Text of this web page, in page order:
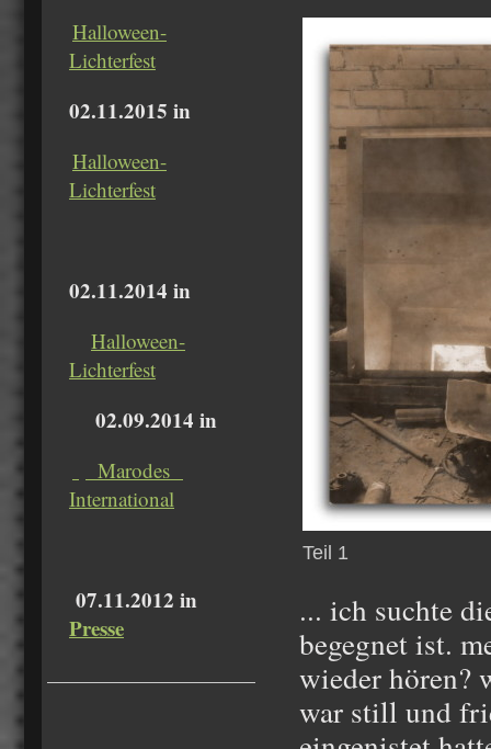
Halloween-
Lichterfest
02.11.2015 in
Halloween-
Lichterfest
02.11.2014 in
Halloween-
Lichterfest
02.09.2014 in
Marodes
International
07.11.2012 in
Presse
Teil 1
... ich suchte
begegnet ist.
wieder hören?
war still und